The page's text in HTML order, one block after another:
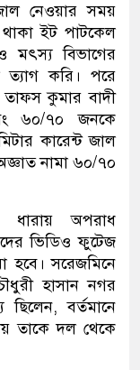
নেওয়ার সময়
ইট পাটকেল
মৎস্য বিভাগের
ত্যাগ করি। পরে
কুমার বাদী
৬০/৭০ জনকে
কারেন্ট জাল
নামা ৬০/৭০
ধারায় অপরাধ
ভিডিও ফুটেজ
হবে। সরেজমিনে
হাসান নগর
বর্তমানে
তাকে দল থেকে